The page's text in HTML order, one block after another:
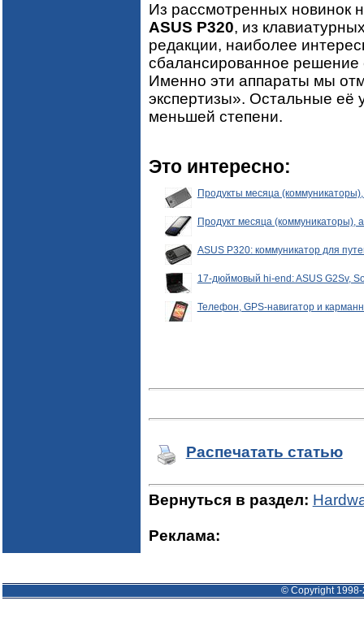
Из рассмотренных новинок
ASUS P320, из
редакции, наиболее
сбалансированное решение
Именно эти аппараты мы
экспертизы». Остальные её
меньшей степени.
Это интересно:
Продукты месяца
Продукт месяца (коммуникаторы),
ASUS P320: коммуникатор для
17-дюймовый hi-end: ASUS G2Sv,
Телефон, GPS-навигатор и
Распечатать статью
Вернуться в раздел:
Реклама:
© Copyright 1998-